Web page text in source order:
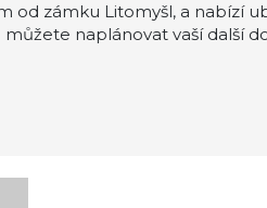
od zámku Litomyšl, a nabízí
naplánovat vaší další